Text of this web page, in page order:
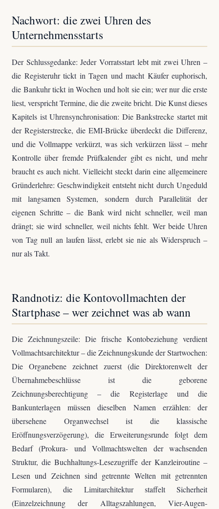
Nachwort: die zwei Uhren des
Unternehmensstarts
Der Schlussgedanke: Jeder Vorratsstart lebt mit zwei Uhren –
die Registeruhr tickt in Tagen und macht Käufer euphorisch,
die Bankuhr tickt in Wochen und holt sie ein; wer nur die erste
liest, verspricht Termine, die die zweite bricht. Die Kunst dieses
Kapitels ist Uhrensynchronisation: Die Bankstrecke startet mit
der Registerstrecke, die EMI-Brücke überdeckt die Differenz,
und die Vollmappe verkürzt, was sich verkürzen lässt – mehr
Kontrolle über fremde Prüfkalender gibt es nicht, und mehr
braucht es auch nicht. Vielleicht steckt darin eine allgemeinere
Gründerlehre: Geschwindigkeit entsteht nicht durch Ungeduld
mit langsamen Systemen, sondern durch Parallelität der
eigenen Schritte – die Bank wird nicht schneller, weil man
drängt; sie wird schneller, weil nichts fehlt. Wer beide Uhren
von Tag null an laufen lässt, erlebt sie nie als Widerspruch –
nur als Takt.
Randnotiz: die Kontovollmachten der
Startphase – wer zeichnet was ab wann
Die Zeichnungszeile: Die frische Kontobeziehung verdient
Vollmachtsarchitektur – die Zeichnungskunde der Startwochen:
Die Organebene zeichnet zuerst (die Direktorenwelt der
Übernahmebeschlüsse ist die geborene
Zeichnungsberechtigung – die Registerlage und die
Bankunterlagen müssen dieselben Namen erzählen: der
übersehene Organwechsel ist die klassische
Eröffnungsverzögerung), die Erweiterungsrunde folgt dem
Bedarf (Prokura- und Vollmachtswelten der wachsenden
Struktur, die Buchhaltungs-Lesezugriffe der Kanzleiroutine –
Lesen und Zeichnen sind getrennte Welten mit getrennten
Formularen), die Limitarchitektur staffelt Sicherheit
(Einzelzeichnung der Alltagszahlungen, Vier-Augen-